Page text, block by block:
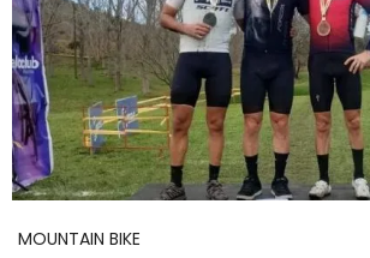
MOUNTAIN BIKE